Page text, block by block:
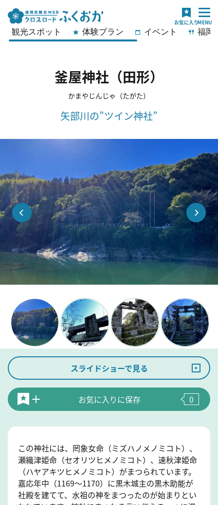
観光スポット 体験プラン イベント 福岡
釜屋神社（田形）
かまやじんじゃ（たがた）
矢部川の”ツイン神社”
スライドショーで見る
お気に入りに保存 0
この神社には、罔象女命（ミズハノメノミコト）、
瀬織津姫命（セオリツヒメノミコト）、速秋津姫命
（ハヤアキツヒメノミコト）がまつられています。
嘉応年中（1169～1170）に黒木城主の黒木助能が
社殿を建てて、水祖の神をまつったのが始まりとい